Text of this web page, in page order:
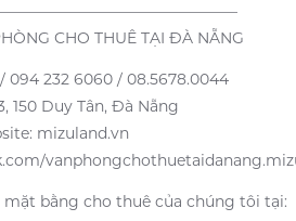
CHO THUÊ TẠI ĐÀ NẴNG
094 232 6060 / 08.5678.0044
150 Duy Tân, Đà Nẵng
mizuland.vn
bằng cho thuê của chúng tôi tại: